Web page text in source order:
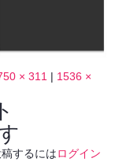
× 311 | 1536 ×
するにはログイン